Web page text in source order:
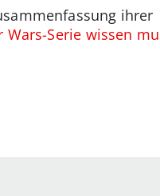
ihrer
Serie wissen